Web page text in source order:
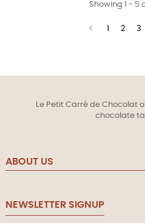
Showing 1 - 5
 2 3
Le Petit Carré de Chocolat
chocolate
ABOUT US
NEWSLETTER SIGNUP